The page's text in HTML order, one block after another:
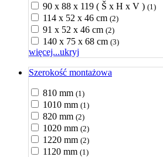
90 x 88 x 119 ( Š x H x V ) (1)
114 x 52 x 46 cm (2)
91 x 52 x 46 cm (2)
140 x 75 x 68 cm (3)
więcej...ukryj
Szerokość montażowa
810 mm (1)
1010 mm (1)
820 mm (2)
1020 mm (2)
1220 mm (2)
1120 mm (1)